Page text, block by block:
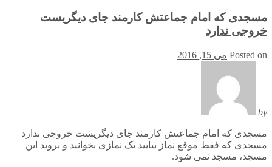
مسجدی که امام جماعتش کارمند جای دیگریست
خروجی ندارد
Posted on می 15, 2016
by
مسجدی که امام جماعتش کارمند جای دیگریست خروجی ندارد
مسجدی که فقط موقع نماز بیایید یک نمازی بخوانید و بروید این
مسجد، مسجد نمی شود.